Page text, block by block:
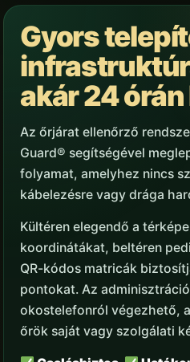
Gyors
akár 24
Az őrjárat ellenőrző
Guard® segítségével
folyamat, amelyhez nincs
kábelezésre vagy drága
Kültéren elegendő a
koordinátákat, beltéren
QR-kódos matricák
pontokat. Az
okostelefonról végezhető,
őrök saját vagy szolgálati